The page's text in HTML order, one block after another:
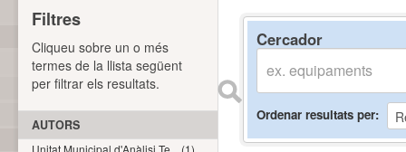
Cercador
Ordenar resultats per
Filtres
Cliqueu sobre un o més
termes de la llista següent
per filtrar els resultats.
AUTORS
Unitat Municipal d'Anàlisi Te... (1)